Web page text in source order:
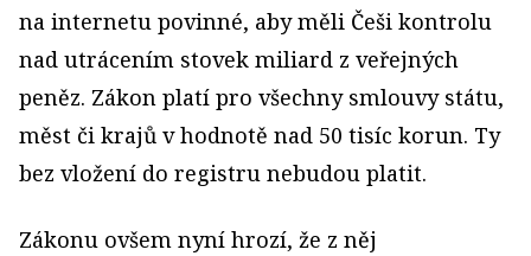
na internetu povinné, aby měli Češi kontrolu
nad utrácením stovek miliard z veřejných
peněz. Zákon platí pro všechny smlouvy státu,
měst či krajů v hodnotě nad 50 tisíc korun. Ty
bez vložení do registru nebudou platit.
Zákonu ovšem nyní hrozí, že z něj